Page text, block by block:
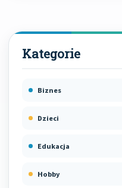
Biznes
Dzieci
Edukacja
Hobby